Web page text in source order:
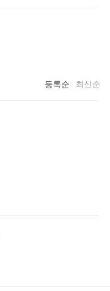
등록순 최신순